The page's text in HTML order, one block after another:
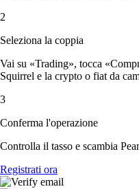
2
Seleziona la coppia
Vai su «Trading», tocca
Squirrel e la crypto o fiat da
3
Conferma l'operazione
Controlla il tasso e scambia
Registrati ora